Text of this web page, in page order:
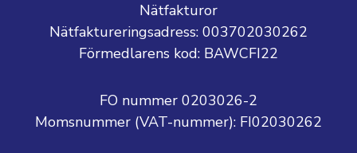
Nätfakturor
Nätfaktureringsadress: 003702030262
Förmedlarens kod: BAWCFI22
FO nummer 0203026-2
Momsnummer (VAT-nummer): FI02030262